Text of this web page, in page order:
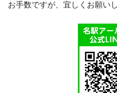
お手数ですが、宜しくお願いし